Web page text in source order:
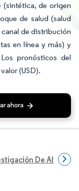
(sintética, de origen
de salud (salud
de distribución
en línea y más) y
pronósticos del
(USD).
De